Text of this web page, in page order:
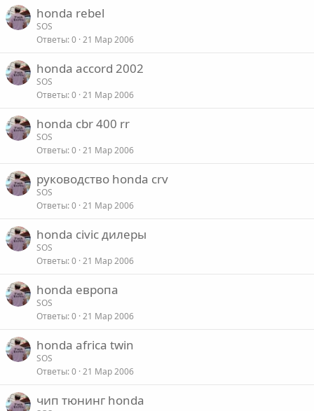
honda rebel
SOS
Ответы 0 21 Мар 2006
honda accord 2002
SOS
Ответы 0 21 Мар 2006
honda cbr 400 rr
SOS
Ответы 0 21 Мар 2006
руководство honda crv
SOS
Ответы 0 21 Мар 2006
honda civic дилеры
SOS
Ответы 0 21 Мар 2006
honda европа
SOS
Ответы 0 21 Мар 2006
honda africa twin
SOS
Ответы 0 21 Мар 2006
чип тюнинг honda